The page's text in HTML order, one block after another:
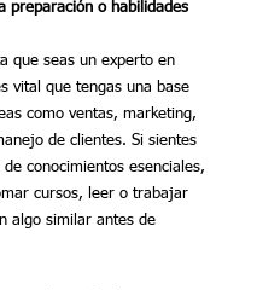
preparación o habilidades
que seas un experto en
vital que tengas una base
como ventas, marketing,
de clientes. Si sientes
de conocimientos esenciales,
cursos, leer o trabajar
algo similar antes de